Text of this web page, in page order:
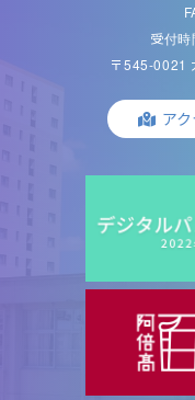
受付
〒545-0021
ア